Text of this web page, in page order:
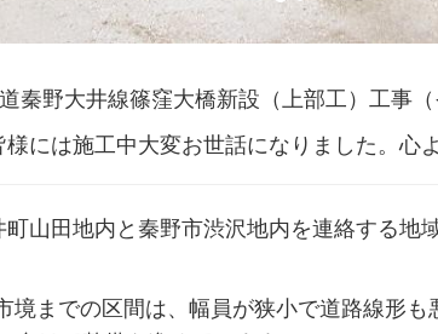
秦野大井線篠窪大橋新設（上部工）工事
には施工中大変お世話になりました。心
山田地内と秦野市渋沢地内を連絡する地
までの区間は、幅員が狭小で道路線形